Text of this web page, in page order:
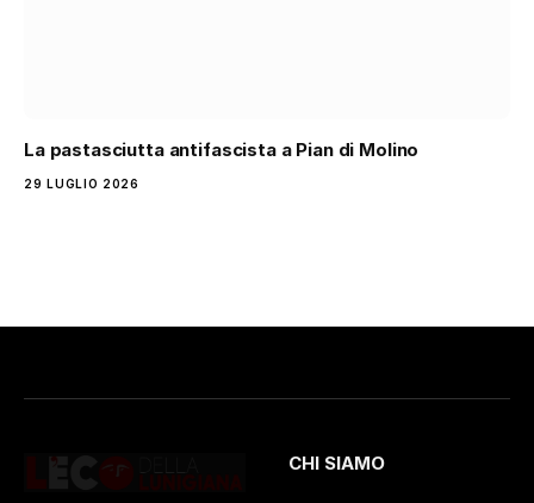
La pastasciutta antifascista a Pian di Molino
29 LUGLIO 2026
CHI SIAMO